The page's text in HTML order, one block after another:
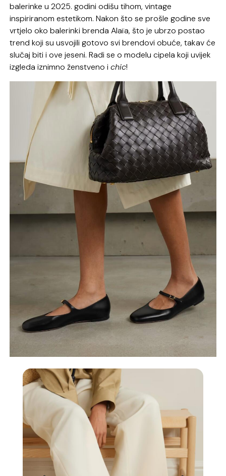
balerinke u 2025. godini odišu tihom, vintage
inspiriranom estetikom. Nakon što se prošle godine sve
vrtjelo oko balerinki brenda Alaïa, što je ubrzo postao
trend koji su usvojili gotovo svi brendovi obuće, takav će
slučaj biti i ove jeseni. Radi se o modelu cipela koji uvijek
izgleda iznimno ženstveno ichic!